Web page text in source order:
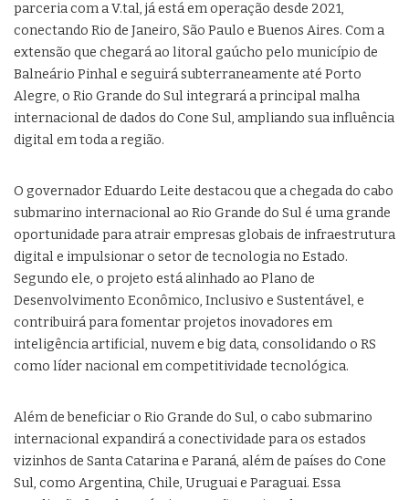
parceria com a V.tal, já está em operação desde 2021,
conectando Rio de Janeiro, São Paulo e Buenos Aires. Com a
extensão que chegará ao litoral gaúcho pelo município de
Balneário Pinhal e seguirá subterraneamente até Porto
Alegre, o Rio Grande do Sul integrará a principal malha
internacional de dados do Cone Sul, ampliando sua influência
digital em toda a região.
O governador Eduardo Leite destacou que a chegada do cabo
submarino internacional ao Rio Grande do Sul é uma grande
oportunidade para atrair empresas globais de infraestrutura
digital e impulsionar o setor de tecnologia no Estado.
Segundo ele, o projeto está alinhado ao Plano de
Desenvolvimento Econômico, Inclusivo e Sustentável, e
contribuirá para fomentar projetos inovadores em
inteligência artificial, nuvem e big data, consolidando o RS
como líder nacional em competitividade tecnológica.
Além de beneficiar o Rio Grande do Sul, o cabo submarino
internacional expandirá a conectividade para os estados
vizinhos de Santa Catarina e Paraná, além de países do Cone
Sul, como Argentina, Chile, Uruguai e Paraguai. Essa